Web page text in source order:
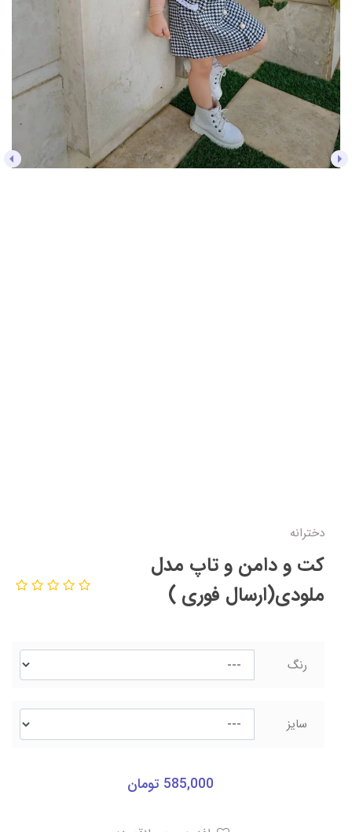
دخترانه
کت و دامن و تاپ مدل
ملودی(ارسال فوری )
رنگ
سایز
585,000 تومان